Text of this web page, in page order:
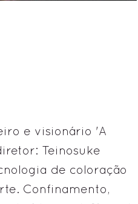
e visionário 'A
Teinosuke
de coloração
Confinamento,